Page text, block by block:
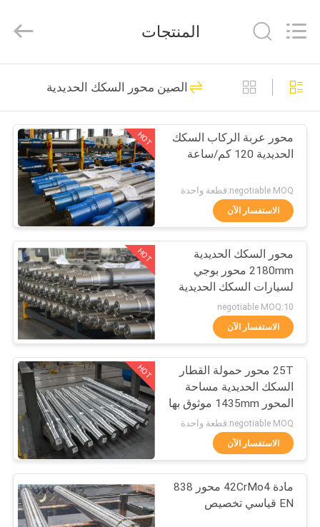
منزل،
بيت
منتجات
معلومات
جولة
المعمل
مراقبة
الجودة
اتصل
أخبار
Equipment
Rights
قطع غيار السكك
الحديدية
45
محور السكك الحديدية
22
عربة السكك الحديدية
29
المنتجات
الصين محور السكك الحديدية
HOT
محور عربة الركاب السكك
الحديدية 120 كم/ساعة
negotiable MOQ:قطعة واحدة
الاستفسار الآن
HOT
محور السكك الحديدية
2180mm محور بوجي
لسيارات السكك الحديدية
AAR / TSI / EN
negotiable MOQ:10
الاستفسار الآن
HOT
25T محور حمولة القطار
السكك الحديدية مساحة
المحور 1435mm موثوق بها
AAR / GOST / TSI المعيار
negotiable MOQ:قطعة واحدة
الاستفسار الآن
مادة 42CrMo4 محور 838
EN قياسي تخصيص